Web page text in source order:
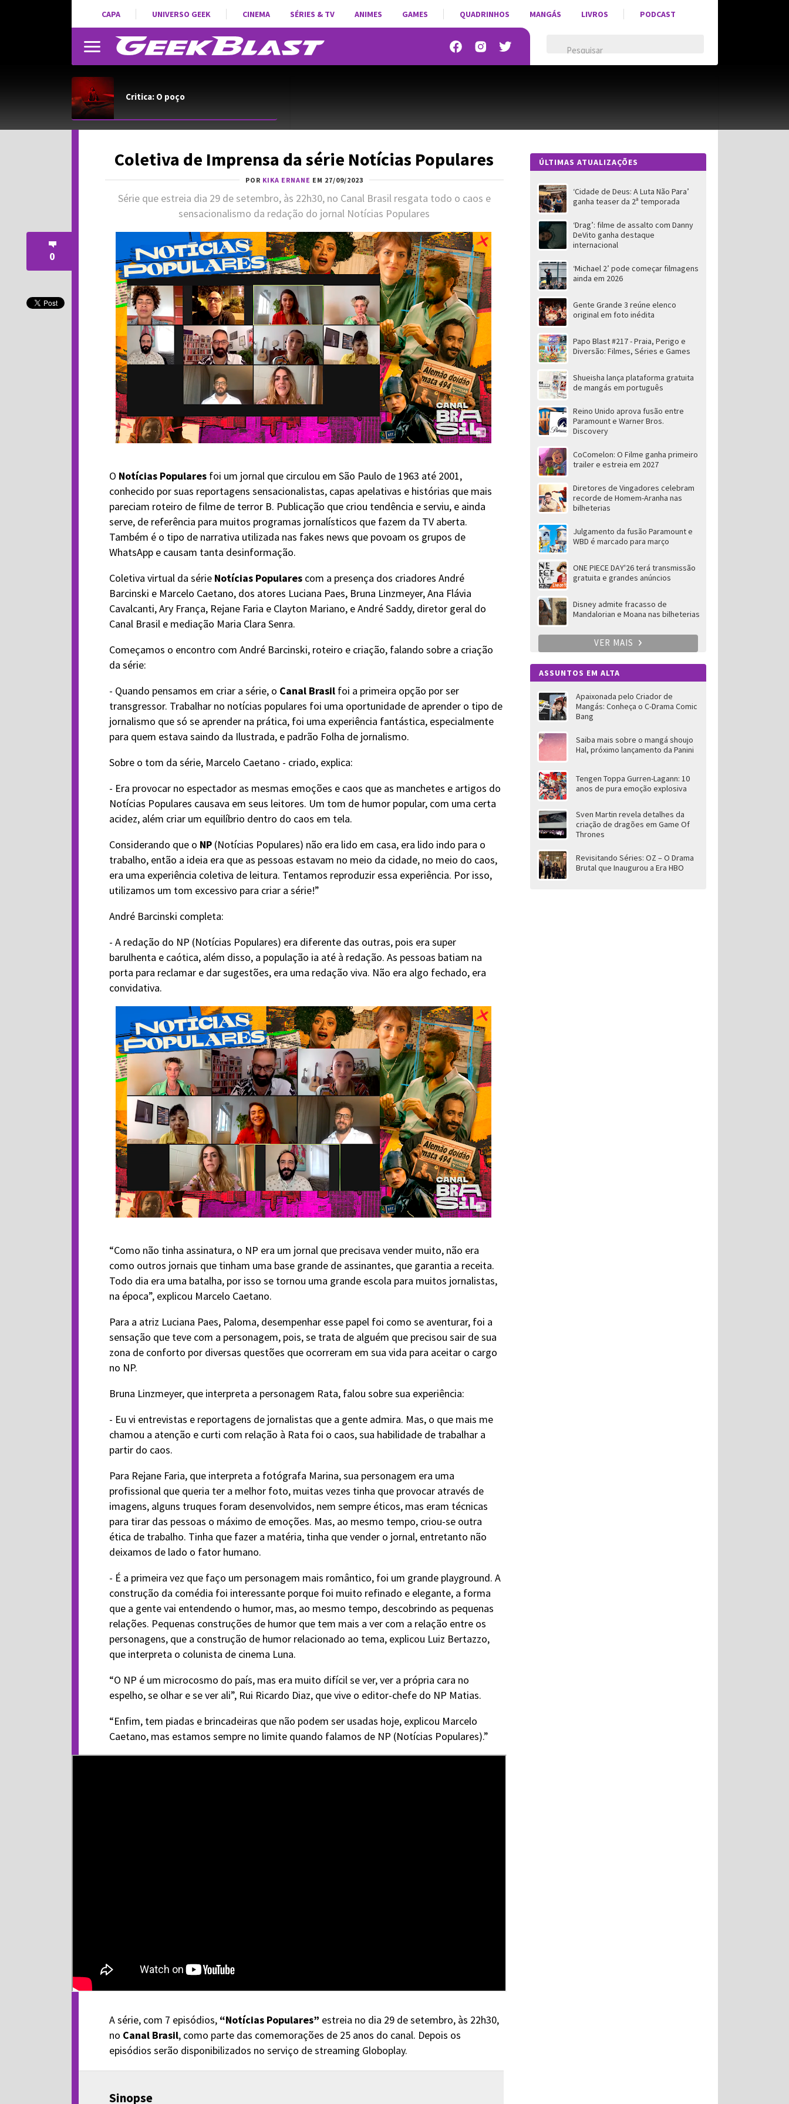
CAPA UNIVERSO GEEK CINEMA SÉRIES & TV ANIMES GAMES QUADRINHOS MANGÁS LIVROS PODCAST
Critica: O poço
Coletiva de Imprensa da série Notícias Populares
POR KIKA ERNANE EM 27/09/2023
Série que estreia dia 29 de setembro, às 22h30, no Canal Brasil resgata todo o caos e
sensacionalismo da redação do jornal Notícias Populares
O Notícias Popularesfoi um jornal que circulou em São Paulo de 1963 até 2001,
conhecido por suas reportagens sensacionalistas, capas apelativas e histórias que mais
pareciam roteiro de filme de terror B. Publicação que criou tendência e serviu, e ainda
serve, de referência para muitos programas jornalísticos que fazem da TV aberta.
Também é o tipo de narrativa utilizada nas fakes news que povoam os grupos de
WhatsApp e causam tanta desinformação.
Coletiva virtual da série Notícias Popularescom a presença dos criadores André
Barcinski e Marcelo Caetano, dos atores Luciana Paes, Bruna Linzmeyer, Ana Flávia
Cavalcanti, Ary França, Rejane Faria e Clayton Mariano, e André Saddy, diretor geral do
Canal Brasil e mediação Maria Clara Senra.
Começamos o encontro com André Barcinski, roteiro e criação, falando sobre a criação
da série:
- Quando pensamos em criar a série, o Canal Brasilfoi a primeira opção por ser
transgressor. Trabalhar no notícias populares foi uma oportunidade de aprender o tipo de
jornalismo que só se aprender na prática, foi uma experiência fantástica, especialmente
para quem estava saindo da Ilustrada, e padrão Folha de jornalismo.
Sobre o tom da série, Marcelo Caetano - criado, explica:
- Era provocar no espectador as mesmas emoções e caos que as manchetes e artigos do
Notícias Populares causava em seus leitores. Um tom de humor popular, com uma certa
acidez, além criar um equilíbrio dentro do caos em tela.
Considerando que o NP(Notícias Populares) não era lido em casa, era lido indo para o
trabalho, então a ideia era que as pessoas estavam no meio da cidade, no meio do caos,
era uma experiência coletiva de leitura. Tentamos reproduzir essa experiência. Por isso,
utilizamos um tom excessivo para criar a série!”
André Barcinski completa:
- A redação do NP (Notícias Populares) era diferente das outras, pois era super
barulhenta e caótica, além disso, a população ia até à redação. As pessoas batiam na
porta para reclamar e dar sugestões, era uma redação viva. Não era algo fechado, era
convidativa.
“Como não tinha assinatura, o NP era um jornal que precisava vender muito, não era
como outros jornais que tinham uma base grande de assinantes, que garantia a receita.
Todo dia era uma batalha, por isso se tornou uma grande escola para muitos jornalistas,
na época”, explicou Marcelo Caetano.
Para a atriz Luciana Paes, Paloma, desempenhar esse papel foi como se aventurar, foi a
sensação que teve com a personagem, pois, se trata de alguém que precisou sair de sua
zona de conforto por diversas questões que ocorreram em sua vida para aceitar o cargo
no NP.
Bruna Linzmeyer, que interpreta a personagem Rata, falou sobre sua experiência:
- Eu vi entrevistas e reportagens de jornalistas que a gente admira. Mas, o que mais me
chamou a atenção e curti com relação à Rata foi o caos, sua habilidade de trabalhar a
partir do caos.
Para Rejane Faria, que interpreta a fotógrafa Marina, sua personagem era uma
profissional que queria ter a melhor foto, muitas vezes tinha que provocar através de
imagens, alguns truques foram desenvolvidos, nem sempre éticos, mas eram técnicas
para tirar das pessoas o máximo de emoções. Mas, ao mesmo tempo, criou-se outra
ética de trabalho. Tinha que fazer a matéria, tinha que vender o jornal, entretanto não
deixamos de lado o fator humano.
- É a primeira vez que faço um personagem mais romântico, foi um grande playground. A
construção da comédia foi interessante porque foi muito refinado e elegante, a forma
que a gente vai entendendo o humor, mas, ao mesmo tempo, descobrindo as pequenas
relações. Pequenas construções de humor que tem mais a ver com a relação entre os
personagens, que a construção de humor relacionado ao tema, explicou Luiz Bertazzo,
que interpreta o colunista de cinema Luna.
“O NP é um microcosmo do país, mas era muito difícil se ver, ver a própria cara no
espelho, se olhar e se ver ali”, Rui Ricardo Diaz, que vive o editor-chefe do NP Matias.
“Enfim, tem piadas e brincadeiras que não podem ser usadas hoje, explicou Marcelo
Caetano, mas estamos sempre no limite quando falamos de NP (Notícias Populares).”
A série, com 7 episódios, “Notícias Populares” estreia no dia 29 de setembro, às 22h30,
no Canal Brasil, como parte das comemorações de 25 anos do canal. Depois os
episódios serão disponibilizados no serviço de streaming Globoplay.
Sinopse
0
ÚLTIMAS ATUALIZAÇÕES
‘Cidade de Deus: A Luta Não Para’
ganha teaser da 2ª temporada
‘Drag’: filme de assalto com Danny
DeVito ganha destaque
internacional
‘Michael 2’ pode começar filmagens
ainda em 2026
Gente Grande 3 reúne elenco
original em foto inédita
Papo Blast #217 - Praia, Perigo e
Diversão: Filmes, Séries e Games
Shueisha lança plataforma gratuita
de mangás em português
Reino Unido aprova fusão entre
Paramount e Warner Bros.
Discovery
CoComelon: O Filme ganha primeiro
trailer e estreia em 2027
Diretores de Vingadores celebram
recorde de Homem-Aranha nas
bilheterias
Julgamento da fusão Paramount e
WBD é marcado para março
ONE PIECE DAY'26 terá transmissão
gratuita e grandes anúncios
Disney admite fracasso de
Mandalorian e Moana nas bilheterias
VER MAIS
ASSUNTOS EM ALTA
Apaixonada pelo Criador de
Mangás: Conheça o C-Drama Comic
Bang
Saiba mais sobre o mangá shoujo
Hal, próximo lançamento da Panini
Tengen Toppa Gurren-Lagann: 10
anos de pura emoção explosiva
Sven Martin revela detalhes da
criação de dragões em Game Of
Thrones
Revisitando Séries: OZ – O Drama
Brutal que Inaugurou a Era HBO